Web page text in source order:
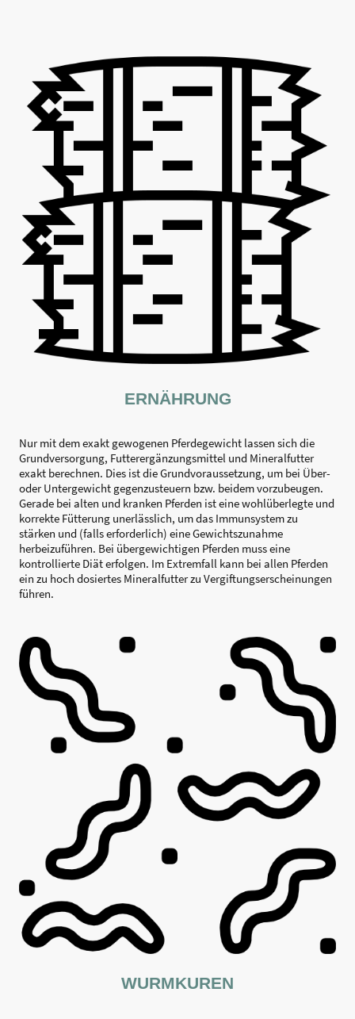
ERNÄHRUNG
Nur mit dem exakt gewogenen Pferdegewicht lassen sich die
Grundversorgung, Futterergänzungsmittel und Mineralfutter
exakt berechnen. Dies ist die Grundvoraussetzung, um bei Über-
oder Untergewicht gegenzusteuern bzw. beidem vorzubeugen.
Gerade bei alten und kranken Pferden ist eine wohlüberlegte und
korrekte Fütterung unerlässlich, um das Immunsystem zu
stärken und (falls erforderlich) eine Gewichtszunahme
herbeizuführen. Bei übergewichtigen Pferden muss eine
kontrollierte Diät erfolgen. Im Extremfall kann bei allen Pferden
ein zu hoch dosiertes Mineralfutter zu Vergiftungserscheinungen
führen.
WURMKUREN